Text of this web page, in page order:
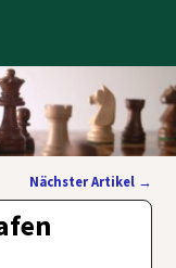
Nächster Artikel →